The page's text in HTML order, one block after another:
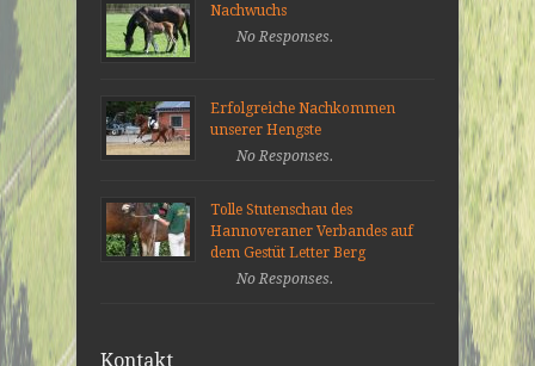
Nachwuchs
No Responses.
Erfolgreiche Nachkommen
unserer Hengste
No Responses.
Tolle Stutenschau des
Hannoveraner Verbandes auf
dem Gestüt Letter Berg
No Responses.
Kontakt